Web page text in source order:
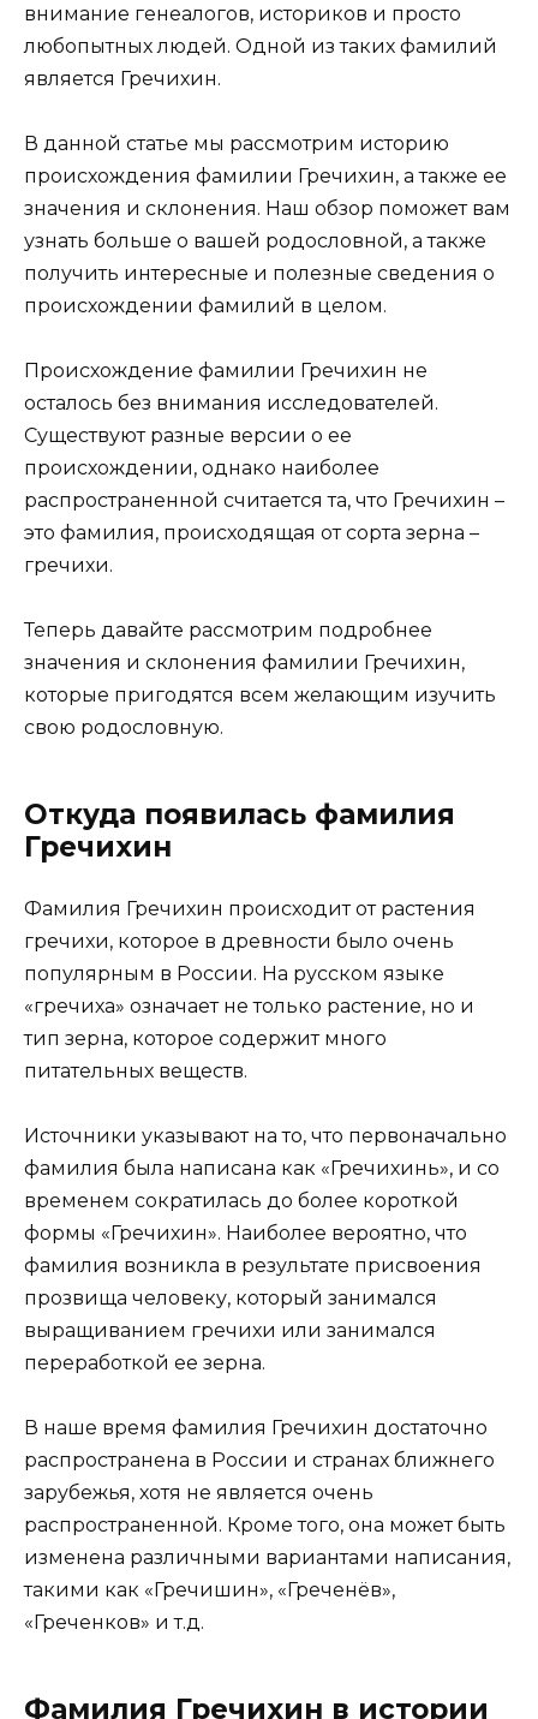
внимание генеалогов, историков и просто
любопытных людей. Одной из таких фамилий
является Гречихин.
В данной статье мы рассмотрим историю
происхождения фамилии Гречихин, а также ее
значения и склонения. Наш обзор поможет вам
узнать больше о вашей родословной, а также
получить интересные и полезные сведения о
происхождении фамилий в целом.
Происхождение фамилии Гречихин не
осталось без внимания исследователей.
Существуют разные версии о ее
происхождении, однако наиболее
распространенной считается та, что Гречихин –
это фамилия, происходящая от сорта зерна –
гречихи.
Теперь давайте рассмотрим подробнее
значения и склонения фамилии Гречихин,
которые пригодятся всем желающим изучить
свою родословную.
Откуда появилась фамилия
Гречихин
Фамилия Гречихин происходит от растения
гречихи, которое в древности было очень
популярным в России. На русском языке
«гречиха» означает не только растение, но и
тип зерна, которое содержит много
питательных веществ.
Источники указывают на то, что первоначально
фамилия была написана как «Гречихинь», и со
временем сократилась до более короткой
формы «Гречихин». Наиболее вероятно, что
фамилия возникла в результате присвоения
прозвища человеку, который занимался
выращиванием гречихи или занимался
переработкой ее зерна.
В наше время фамилия Гречихин достаточно
распространена в России и странах ближнего
зарубежья, хотя не является очень
распространенной. Кроме того, она может быть
изменена различными вариантами написания,
такими как «Гречишин», «Греченёв»,
«Греченков» и т.д.
Фамилия Гречихин в истории